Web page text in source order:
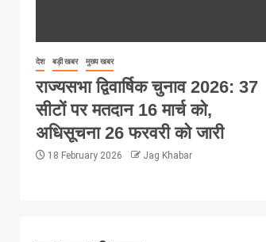
देश बड़ी खबर मुख्य खबर
राज्यसभा द्विवार्षिक चुनाव 2026: 37
सीटों पर मतदान 16 मार्च को,
अधिसूचना 26 फरवरी को जारी
18 February 2026 Jag Khabar